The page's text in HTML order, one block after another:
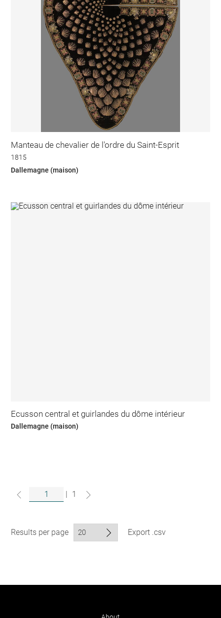
Manteau de chevalier de l'ordre du Saint-Esprit
1815
Dallemagne (maison)
Ecusson central et guirlandes du dôme intérieur
Dallemagne (maison)
| 1
Results per page Export .csv